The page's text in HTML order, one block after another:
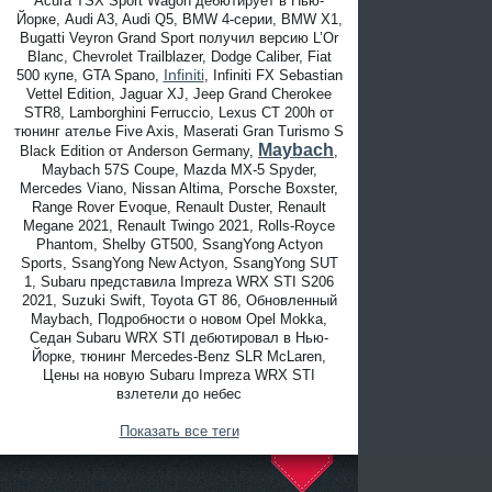
Йорке, Audi A3, Audi Q5, BMW 4-серии, BMW X1,
Bugatti Veyron Grand Sport получил версию L’Or
Blanc, Chevrolet Trailblazer, Dodge Caliber, Fiat
500 купе, GTA Spano, Infiniti, Infiniti FX Sebastian
Vettel Edition, Jaguar XJ, Jeep Grand Cherokee
STR8, Lamborghini Ferruccio, Lexus CT 200h от
тюнинг ателье Five Axis, Maserati Gran Turismo S
Black Edition от Anderson Germany, Maybach,
Maybach 57S Coupe, Mazda MX-5 Spyder,
Mercedes Viano, Nissan Altima, Porsche Boxster,
Range Rover Evoque, Renault Duster, Renault
Megane 2021, Renault Twingo 2021, Rolls-Royce
Phantom, Shelby GT500, SsangYong Actyon
Sports, SsangYong New Actyon, SsangYong SUT
1, Subaru представила Impreza WRX STI S206
2021, Suzuki Swift, Toyota GT 86, Обновленный
Maybach, Подробности о новом Opel Mokka,
Седан Subaru WRX STI дебютировал в Нью-
Йорке, тюнинг Mercedes-Benz SLR McLaren,
Цены на новую Subaru Impreza WRX STI
взлетели до небес
Показать все теги